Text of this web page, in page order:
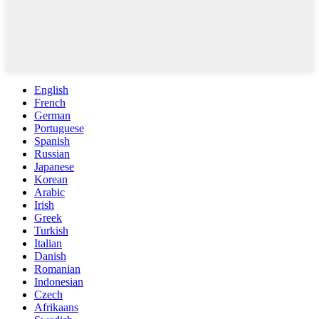
English
French
German
Portuguese
Spanish
Russian
Japanese
Korean
Arabic
Irish
Greek
Turkish
Italian
Danish
Romanian
Indonesian
Czech
Afrikaans